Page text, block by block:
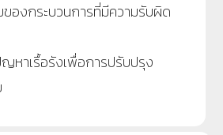
องกระบวนการที่มีความรับผิด
หาเรื้อรังเพื่อการปรับปรุง